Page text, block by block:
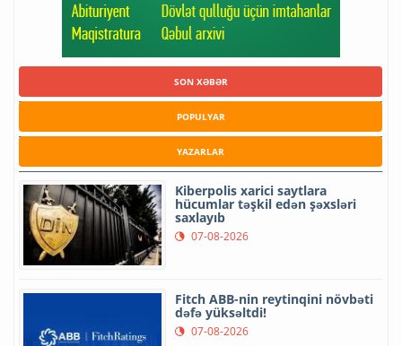
SON XƏBƏR
POPULYAR
YAZARLAR
Kiberpolis xarici saytlara
hücumlar təşkil edən şəxsləri
saxlayıb
07-08-2026
Fitch ABB-nin reytinqini növbəti
dəfə yüksəltdi!
07-08-2026